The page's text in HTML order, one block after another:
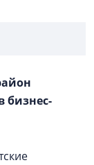
бизнес-